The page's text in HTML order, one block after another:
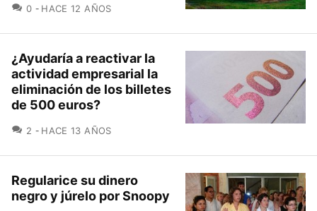
0 COMENTARIOS
HACE 12 AÑOS
¿Ayudaría a reactivar la
actividad empresarial la
eliminación de los billetes
de 500 euros?
2 COMENTARIOS
HACE 13 AÑOS
Regularice su dinero
negro y júrelo por Snoopy